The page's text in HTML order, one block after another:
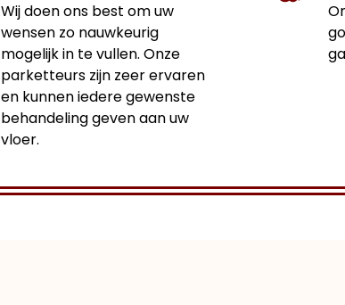
Wij doen ons best om uw
wensen zo nauwkeurig
mogelijk in te vullen. Onze
parketteurs zijn zeer ervaren
en kunnen iedere gewenste
behandeling geven aan uw
vloer.